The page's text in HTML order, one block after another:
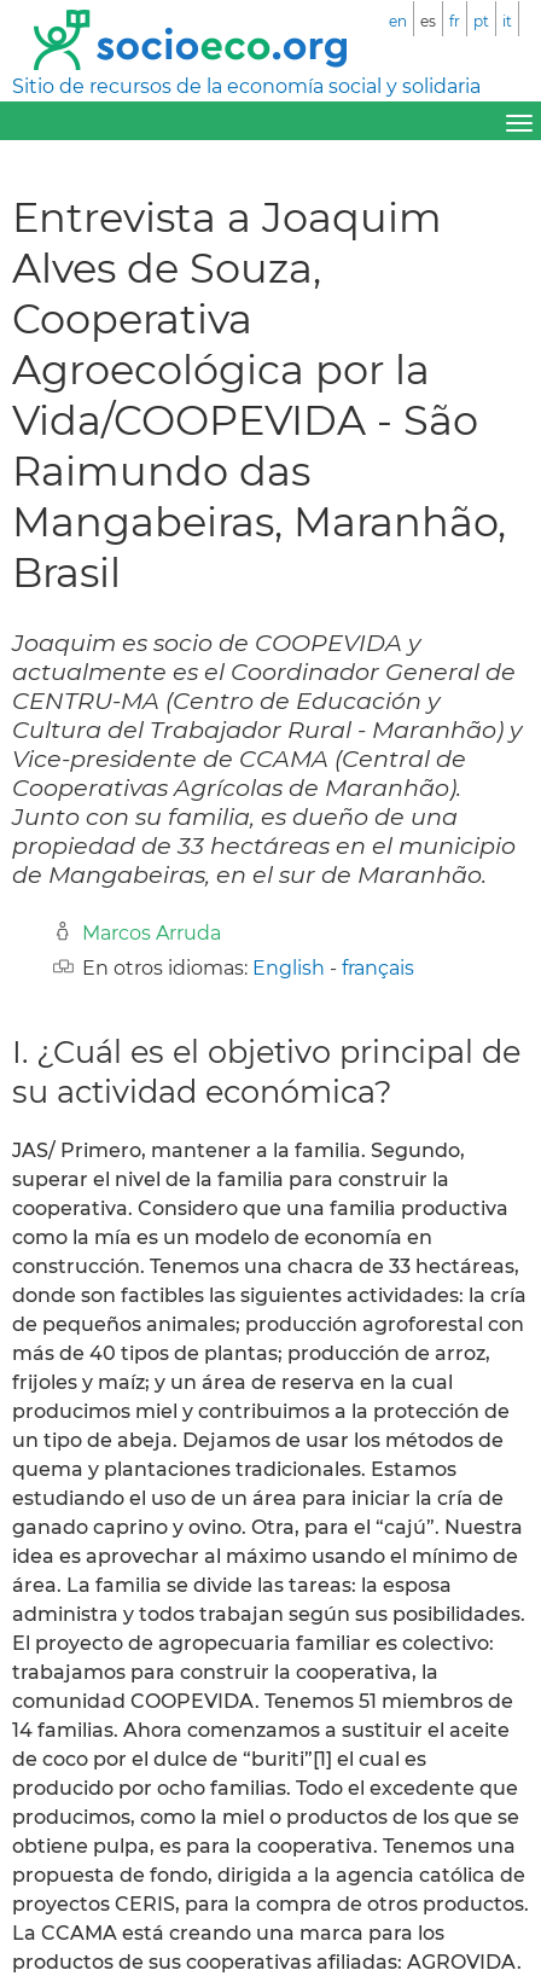
Sitio de recursos de la economía social y solidaria
en es fr pt it
Entrevista a Joaquim
Alves de Souza,
Cooperativa
Agroecológica por la
Vida/COOPEVIDA - São
Raimundo das
Mangabeiras, Maranhão,
Brasil
Joaquim es socio de COOPEVIDA y
actualmente es el Coordinador General de
CENTRU-MA (Centro de Educación y
Cultura del Trabajador Rural - Maranhão) y
Vice-presidente de CCAMA (Central de
Cooperativas Agrícolas de Maranhão).
Junto con su familia, es dueño de una
propiedad de 33 hectáreas en el municipio
de Mangabeiras, en el sur de Maranhão.
Marcos Arruda
En otros idiomas: English - français
I. ¿Cuál es el objetivo principal de
su actividad económica?
JAS/ Primero, mantener a la familia. Segundo,
superar el nivel de la familia para construir la
cooperativa. Considero que una familia productiva
como la mía es un modelo de economía en
construcción. Tenemos una chacra de 33 hectáreas,
donde son factibles las siguientes actividades: la cría
de pequeños animales; producción agroforestal con
más de 40 tipos de plantas; producción de arroz,
frijoles y maíz; y un área de reserva en la cual
producimos miel y contribuimos a la protección de
un tipo de abeja. Dejamos de usar los métodos de
quema y plantaciones tradicionales. Estamos
estudiando el uso de un área para iniciar la cría de
ganado caprino y ovino. Otra, para el “cajú”. Nuestra
idea es aprovechar al máximo usando el mínimo de
área. La familia se divide las tareas: la esposa
administra y todos trabajan según sus posibilidades.
El proyecto de agropecuaria familiar es colectivo:
trabajamos para construir la cooperativa, la
comunidad COOPEVIDA. Tenemos 51 miembros de
14 familias. Ahora comenzamos a sustituir el aceite
de coco por el dulce de “buriti”[1] el cual es
producido por ocho familias. Todo el excedente que
producimos, como la miel o productos de los que se
obtiene pulpa, es para la cooperativa. Tenemos una
propuesta de fondo, dirigida a la agencia católica de
proyectos CERIS, para la compra de otros productos.
La CCAMA está creando una marca para los
productos de sus cooperativas afiliadas: AGROVIDA.